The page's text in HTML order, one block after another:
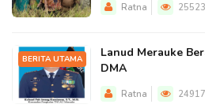
Ratna 25523
BERITA UTAMA
Lanud Merauke
DMA
Ratna 24917